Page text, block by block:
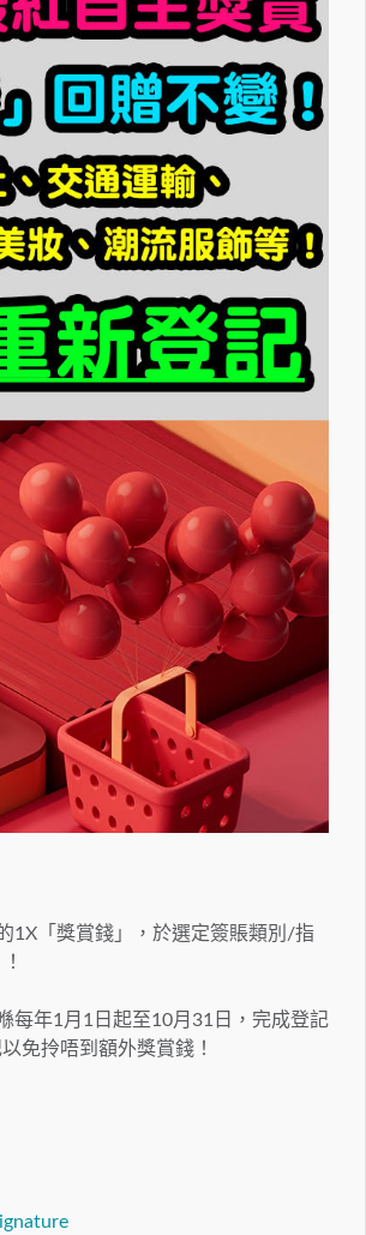
1X「獎賞錢」，於選定簽賬類別/指
每年1月1日起至10月31日，完成登記
免拎唔到額外獎賞錢！